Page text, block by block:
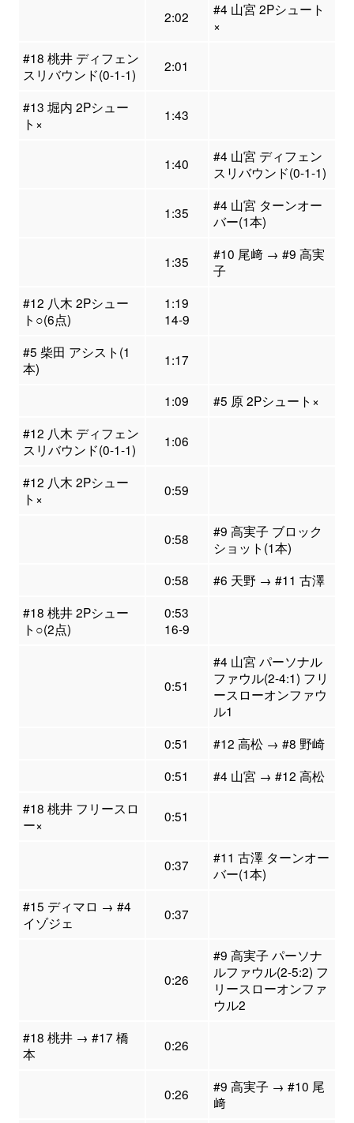
2:02
#4 山宮 2Pシュート
×
#18 桃井 ディフェン
スリバウンド(0-1-1)
2:01
#13 堀内 2Pシュー
ト×
1:43
1:40
#4 山宮 ディフェン
スリバウンド(0-1-1)
1:35
#4 山宮 ターンオー
バー(1本)
1:35
#10 尾﨑 → #9 高実
子
#12 八木 2Pシュー
ト○(6点)
1:19
14-9
#5 柴田 アシスト(1
本)
1:17
1:09
#5 原 2Pシュート×
#12 八木 ディフェン
スリバウンド(0-1-1)
1:06
#12 八木 2Pシュー
ト×
0:59
0:58
#9 高実子 ブロック
ショット(1本)
0:58
#6 天野 → #11 古澤
#18 桃井 2Pシュー
ト○(2点)
0:53
16-9
0:51
#4 山宮 パーソナル
ファウル(2-4:1) フリ
ースローオンファウ
ル1
0:51
#12 高松 → #8 野崎
0:51
#4 山宮 → #12 高松
#18 桃井 フリースロ
ー×
0:51
0:37
#11 古澤 ターンオー
バー(1本)
#15 ディマロ → #4
イゾジェ
0:37
0:26
#9 高実子 パーソナ
ルファウル(2-5:2) フ
リースローオンファ
ウル2
#18 桃井 → #17 橋
本
0:26
0:26
#9 高実子 → #10 尾
﨑